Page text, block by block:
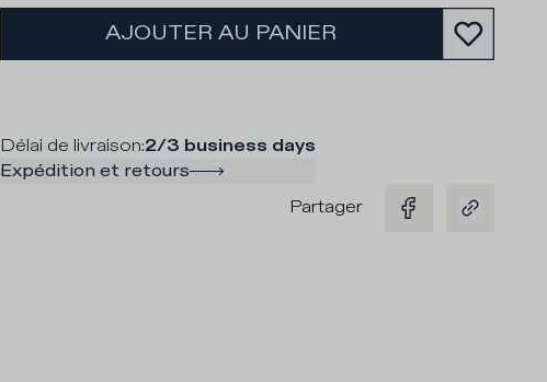
AJOUTER AU PANIER
Délai de livraison:2/3 business days
Expédition et retours
Partager